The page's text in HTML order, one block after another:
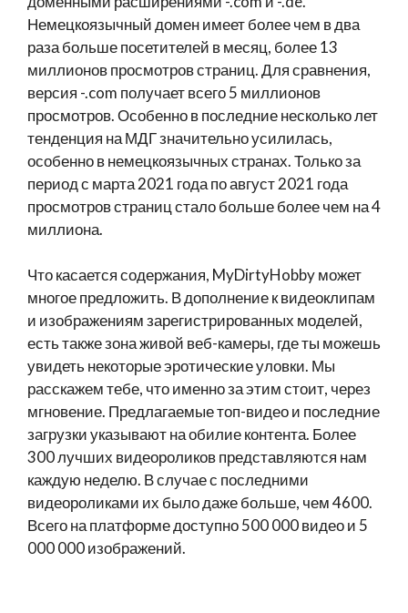
Немецкоязычный домен имеет более чем в два
раза больше посетителей в месяц, более 13
миллионов просмотров страниц. Для сравнения,
версия -.com получает всего 5 миллионов
просмотров. Особенно в последние несколько лет
тенденция на МДГ значительно усилилась,
особенно в немецкоязычных странах. Только за
период с марта 2021 года по август 2021 года
просмотров страниц стало больше более чем на 4
миллиона.
Что касается содержания, MyDirtyHobby может
многое предложить. В дополнение к видеоклипам
и изображениям зарегистрированных моделей,
есть также зона живой веб-камеры, где ты можешь
увидеть некоторые эротические уловки. Мы
расскажем тебе, что именно за этим стоит, через
мгновение. Предлагаемые топ-видео и последние
загрузки указывают на обилие контента. Более
300 лучших видеороликов представляются нам
каждую неделю. В случае с последними
видеороликами их было даже больше, чем 4600.
Всего на платформе доступно 500 000 видео и 5
000 000 изображений.